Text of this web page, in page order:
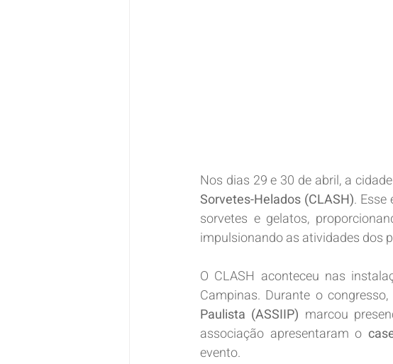
Nos dias 29 e 30 de abril, a
Sorvetes-Helados (CLASH).
sorvetes e gelatos,
impulsionando as atividades dos
O CLASH aconteceu nas
Campinas. Durante o congresso,
Paulista (ASSIIP) marcou
associação apresentaram o
evento.